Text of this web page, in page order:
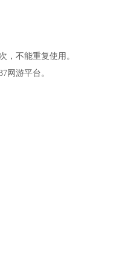
，不能重复使用。
网游平台。